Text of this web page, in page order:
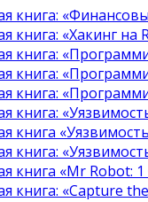
книга:
книга: «Хакинг на
книга:
книга:
книга:
книга:
книга
книга:
книга «Mr Robot:
книга: «Capture